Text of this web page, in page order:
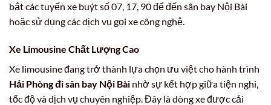
bắt các tuyến xe buýt số 07, 17, 90 để đến sân bay Nội Bài
hoặc sử dụng các dịch vụ gọi xe công nghệ.
Xe Limousine Chất Lượng Cao
Xe limousine đang trở thành lựa chọn ưu việt cho hành trình
Hải Phòng đi sân bay Nội Bài nhờ sự kết hợp giữa tiện nghi,
tốc độ và dịch vụ chuyên nghiệp. Đây là dòng xe được cải